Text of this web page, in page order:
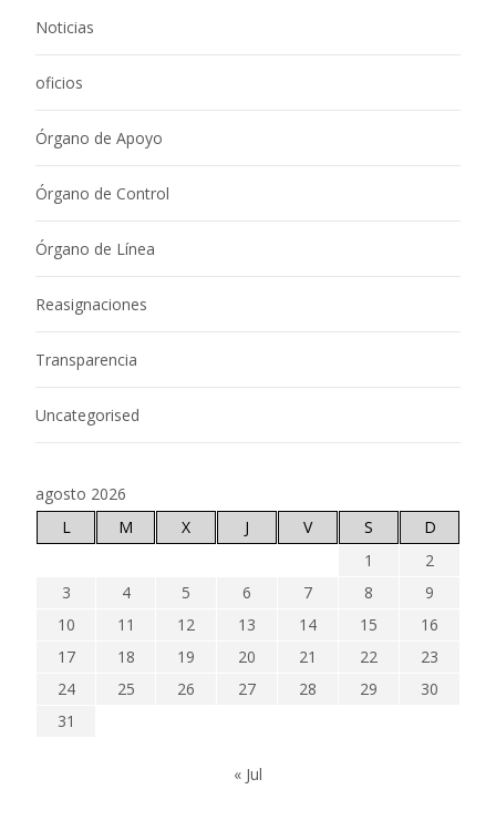
Noticias
oficios
Órgano de Apoyo
Órgano de Control
Órgano de Línea
Reasignaciones
Transparencia
Uncategorised
agosto 2026
L
M X J V S
D
1
2
3
4 5 6 7 8
9
10
11 12 13 14 15
16
17
18 19 20 21 22
23
24
25 26 27 28 29
30
31
« Jul